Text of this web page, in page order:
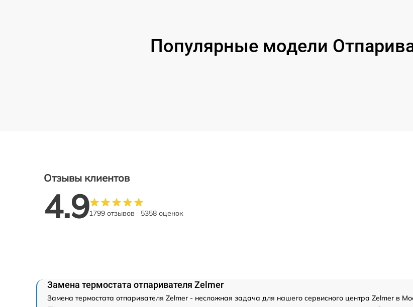
Популярные модели
Отзывы клиентов
4.91799 отзывов 5358 оценок
Замена термостата отпаривателя Zelmer
Замена термостата отпаривателя Zelmer - несложная задача для нашего сервисного центра Zelmer в